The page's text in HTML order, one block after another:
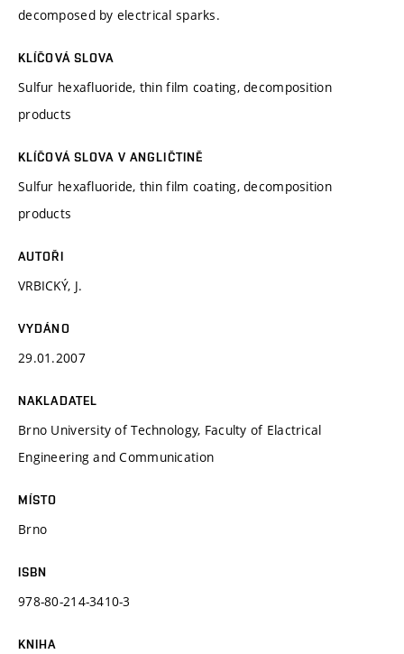
decomposed by electrical sparks.
KLÍČOVÁ SLOVA
Sulfur hexafluoride, thin film coating, decomposition
products
KLÍČOVÁ SLOVA V ANGLIČTINĚ
Sulfur hexafluoride, thin film coating, decomposition
products
AUTOŘI
VRBICKÝ, J.
VYDÁNO
29.01.2007
NAKLADATEL
Brno University of Technology, Faculty of Elactrical
Engineering and Communication
MÍSTO
Brno
ISBN
978-80-214-3410-3
KNIHA